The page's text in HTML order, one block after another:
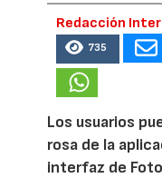
Redacción
735
Los usuarios
rosa de la
interfaz de